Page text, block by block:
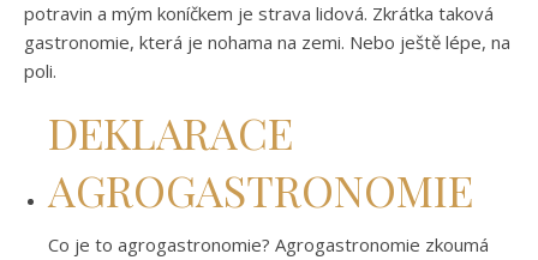
potravin a mým koníčkem je strava lidová. Zkrátka taková
gastronomie, která je nohama na zemi. Nebo ještě lépe, na
poli.
DEKLARACE
AGROGASTRONOMIE
Co je to agrogastronomie? Agrogastronomie zkoumá